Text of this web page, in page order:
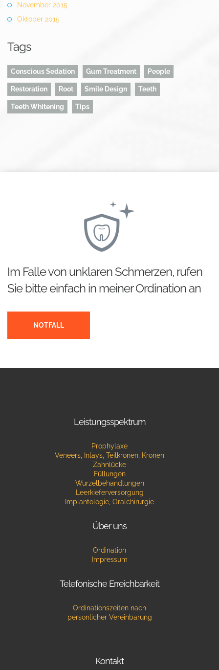
November 2015
Oktober 2015
Tags
Conscious Sedation Gum Treatment People
Restoration Root Smile Design Teeth
Teeth Whitening Tips
Im Falle von unklaren Schmerzen, rufen
Sie bitte einfach in meiner Ordination an
NOTFALL
Leistungsspektrum
Prophylaxe
Veneers, Inlays, Teilkronen, Kronen
Zahnlücke
Füllungen
Wurzelbehandlungen
Leerkieferversorgung
Implantologie, Oralchirurgie
Über uns
Ordination
Impressum
Telefonische Erreichbarkeit
Ordinationszeiten nach
persönlicher Vereinbarung
Kontakt